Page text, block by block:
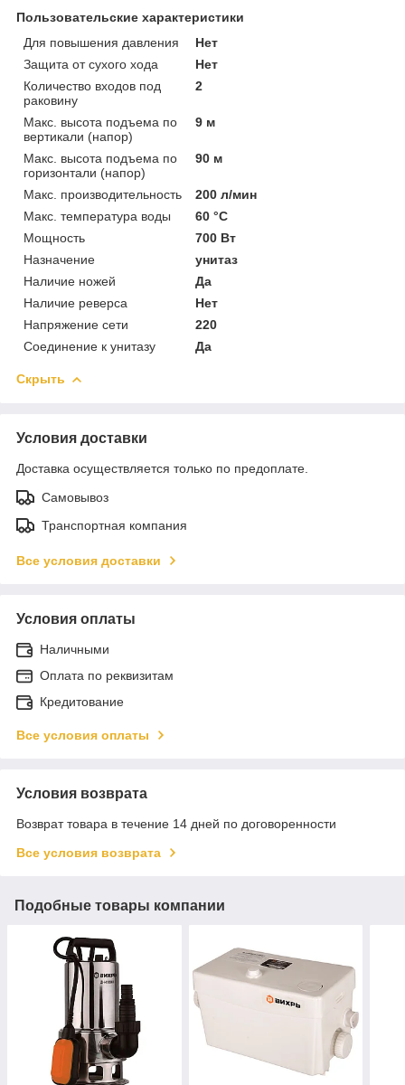
Пользовательские характеристики
Для повышения давления
Нет
Защита от сухого хода
Нет
Количество входов под
раковину
2
Макс. высота подъема по
вертикали (напор)
9 м
Макс. высота подъема по
горизонтали (напор)
90 м
Макс. производительность
200 л/мин
Макс. температура воды
60 °C
Мощность
700 Вт
Назначение
унитаз
Наличие ножей
Да
Наличие реверса
Нет
Напряжение сети
220
Соединение к унитазу
Да
Скрыть
Условия доставки
Доставка осуществляется только по предоплате.
Самовывоз
Транспортная компания
Все условия доставки
Условия оплаты
Наличными
Оплата по реквизитам
Кредитование
Все условия оплаты
Условия возврата
Возврат товара в течение 14 дней по договоренности
Все условия возврата
Подобные товары компании